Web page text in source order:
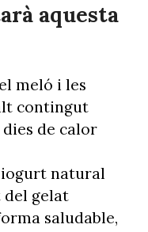
aquesta
el meló i les
contingut
de calor
natural
gelat
saludable,